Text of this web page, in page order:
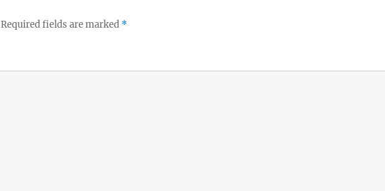
Required fields are marked *